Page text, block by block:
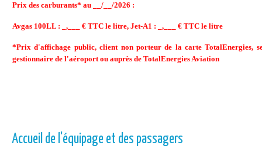
Prix des carburants* au __/__/2026 :
Avgas 100LL : _,___ € TTC le litre, Jet-A1 : _,___ € TTC le litre
*Prix d'affichage public, client non porteur de la carte TotalEnergies,
gestionnaire de l'aéroport ou auprès de TotalEnergies Aviation
Accueil de l'équipage et des passagers